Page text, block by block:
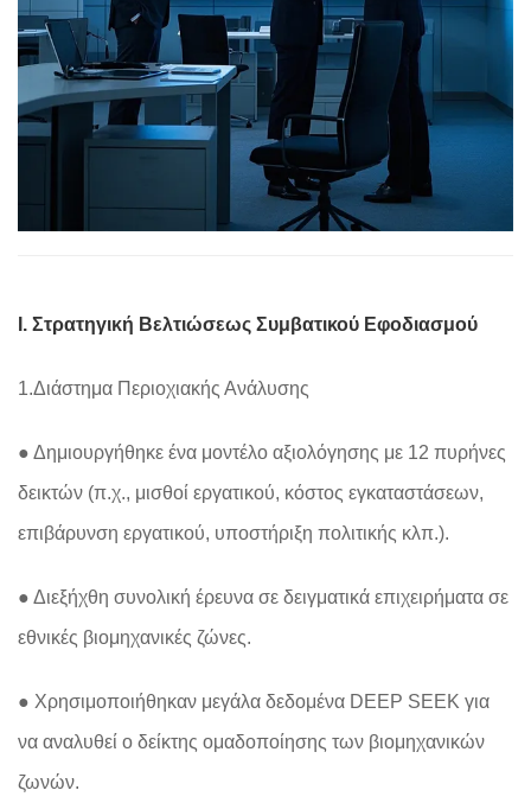
I. Στρατηγική Βελτιώσεως Συμβατικού Εφοδιασμού
1.Διάστημα Περιοχιακής Ανάλυσης
● Δημιουργήθηκε ένα μοντέλο αξιολόγησης με 12 πυρήνες
δεικτών (π.χ., μισθοί εργατικού, κόστος εγκαταστάσεων,
επιβάρυνση εργατικού, υποστήριξη πολιτικής κλπ.).
● Διεξήχθη συνολική έρευνα σε δειγματικά επιχειρήματα σε
εθνικές βιομηχανικές ζώνες.
● Χρησιμοποιήθηκαν μεγάλα δεδομένα DEEP SEEK για
να αναλυθεί ο δείκτης ομαδοποίησης των βιομηχανικών
ζωνών.